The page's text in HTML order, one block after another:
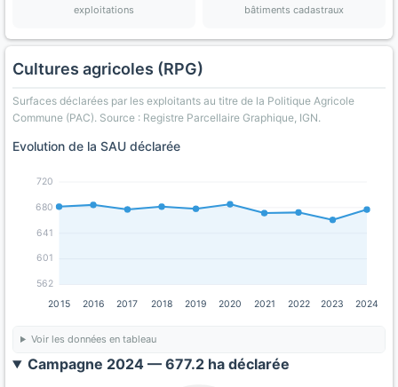
exploitations bâtiments cadastraux
Cultures agricoles (RPG)
Surfaces déclarées par les exploitants au titre de la Politique Agricole
Commune (PAC). Source : Registre Parcellaire Graphique, IGN.
Evolution de la SAU déclarée
562
601
641
680
720
2015 2016 2017 2018 2019 2020 2021 2022 2023 2024
Voir les données en tableau
Campagne 2024 — 677.2 ha déclarée